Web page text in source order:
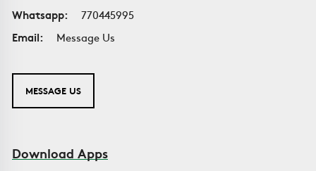
Whatsapp:
770445995
Email:
Message Us
MESSAGE US
Download Apps